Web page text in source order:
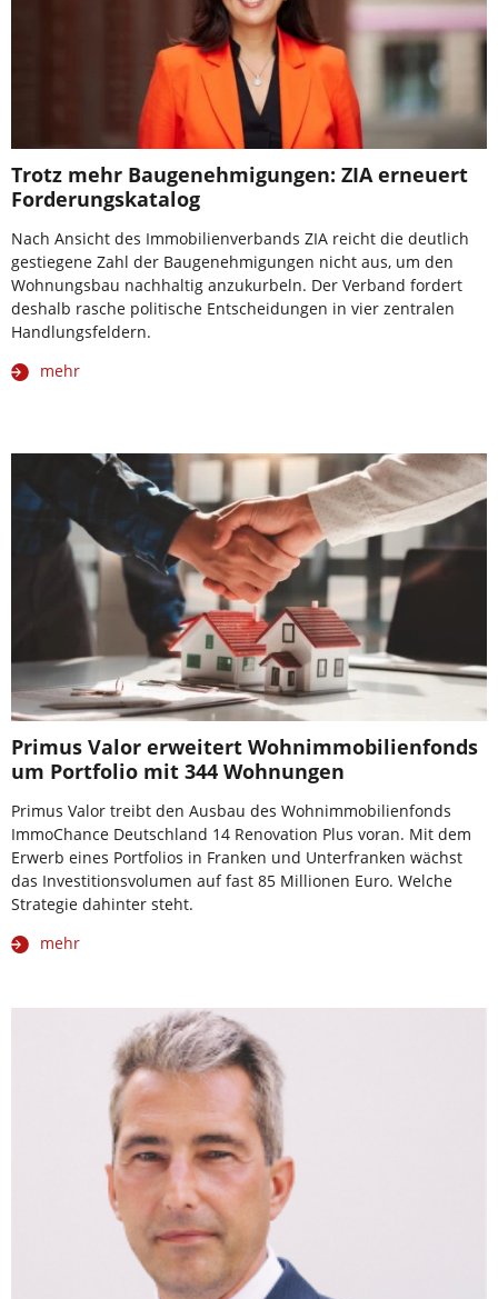
Trotz mehr Baugenehmigungen: ZIA erneuert
Forderungskatalog
Nach Ansicht des Immobilienverbands ZIA reicht die deutlich
gestiegene Zahl der Baugenehmigungen nicht aus, um den
Wohnungsbau nachhaltig anzukurbeln. Der Verband fordert
deshalb rasche politische Entscheidungen in vier zentralen
Handlungsfeldern.
mehr
Primus Valor erweitert Wohnimmobilienfonds
um Portfolio mit 344 Wohnungen
Primus Valor treibt den Ausbau des Wohnimmobilienfonds
ImmoChance Deutschland 14 Renovation Plus voran. Mit dem
Erwerb eines Portfolios in Franken und Unterfranken wächst
das Investitionsvolumen auf fast 85 Millionen Euro. Welche
Strategie dahinter steht.
mehr